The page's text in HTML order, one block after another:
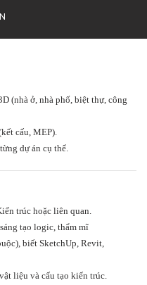
(nhà ở, nhà phố, biệt thự, công
cấu, MEP).
dự án cụ thể.
trúc hoặc liên quan.
tạo logic, thẩm mĩ
biết SketchUp, Revit,
liệu và cấu tạo kiến trúc.